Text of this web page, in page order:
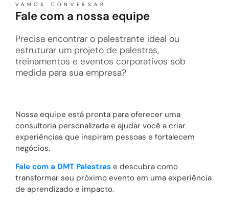
VAMOS CONVERSAR
Fale com a nossa equipe
Precisa encontrar o palestrante ideal ou
estruturar um projeto de palestras,
treinamentos e eventos corporativos sob
medida para sua empresa?
Nossa equipe está pronta para oferecer uma
consultoria personalizada e ajudar você a criar
experiências que inspiram pessoas e fortalecem
negócios.
Fale com a DMT Palestras e descubra como
transformar seu próximo evento em uma experiência
de aprendizado e impacto.